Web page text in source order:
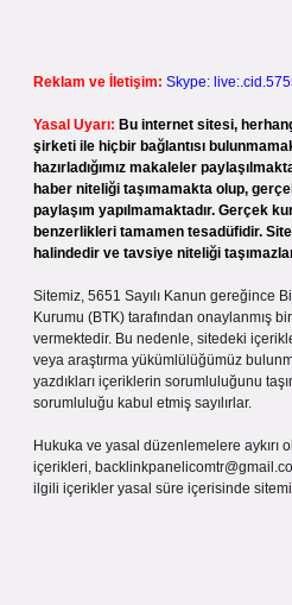
Reklam ve İletişim: Skype:
Yasal Uyarı: Bu internet sitesi,
şirketi ile hiçbir bağlantısı
hazırladığımız makaleler
haber niteliği taşımamakta olup,
paylaşım yapılmamaktadır. Gerçek
benzerlikleri tamamen tesadüfidir.
halindedir ve tavsiye niteliği
Sitemiz, 5651 Sayılı Kanun gereğince
Kurumu (BTK) tarafından onaylanmış
vermektedir. Bu nedenle, sitedeki
veya araştırma yükümlülüğümüz
yazdıkları içeriklerin sorumluluğunu
sorumluluğu kabul etmiş sayılırlar.
Hukuka ve yasal düzenlemelere aykırı
içerikleri,
ilgili içerikler yasal süre içerisinde